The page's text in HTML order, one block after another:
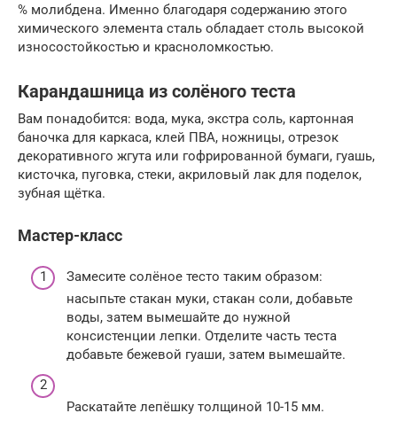
% молибдена. Именно благодаря содержанию этого
химического элемента сталь обладает столь высокой
износостойкостью и красноломкостью.
Карандашница из солёного теста
Вам понадобится: вода, мука, экстра соль, картонная
баночка для каркаса, клей ПВА, ножницы, отрезок
декоративного жгута или гофрированной бумаги, гуашь,
кисточка, пуговка, стеки, акриловый лак для поделок,
зубная щётка.
Мастер-класс
Замесите солёное тесто таким образом:
насыпьте стакан муки, стакан соли, добавьте
воды, затем вымешайте до нужной
консистенции лепки. Отделите часть теста
добавьте бежевой гуаши, затем вымешайте.
Раскатайте лепёшку толщиной 10-15 мм.